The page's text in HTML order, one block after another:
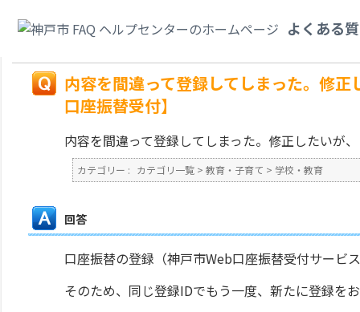
よくある
Web口座振替受付】
内容を間違って登録してしまった。修
口座振替受付】
内容を間違って登録してしまった。修正したいが
カテゴリー : カテゴリ一覧 > 教育・子育て > 学校・教育
回答
口座振替の登録（神戸市Web口座振替受付サービ
そのため、同じ登録IDでもう一度、新たに登録を